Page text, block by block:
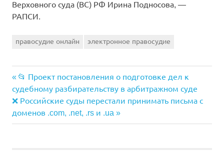
Верховного суда (ВС) РФ Ирина Подносова, —
РАПСИ.
правосудие онлайн электронное правосудие
Навигация
по
записям
Предыдущая
запись:
📂 Проект постановления о подготовке дел к
судебному разбирательству в арбитражном суде
Следующая
запись:
❌ Российские суды перестали принимать письма с
доменов .com, .net, .rs и .ua